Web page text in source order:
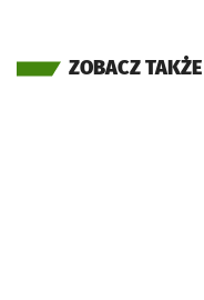
ZOBACZ TAKŻE